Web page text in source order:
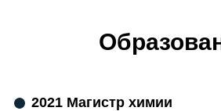
2021 Магистр химии